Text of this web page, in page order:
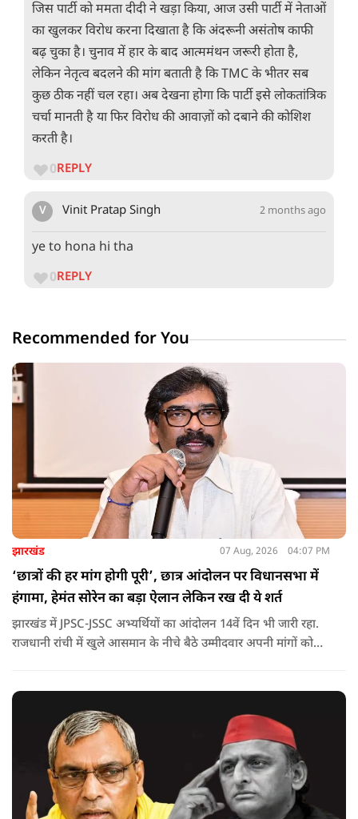
जिस पार्टी को ममता दीदी ने खड़ा किया, आज उसी पार्टी में नेताओं
का खुलकर विरोध करना दिखाता है कि अंदरूनी असंतोष काफी
बढ़ चुका है। चुनाव में हार के बाद आत्ममंथन जरूरी होता है,
लेकिन नेतृत्व बदलने की मांग बताती है कि TMC के भीतर सब
कुछ ठीक नहीं चल रहा। अब देखना होगा कि पार्टी इसे लोकतांत्रिक
चर्चा मानती है या फिर विरोध की आवाज़ों को दबाने की कोशिश
करती है।
0REPLY
V Vinit Pratap Singh 2 months ago
ye to hona hi tha
0REPLY
Recommended for You
झारखंड 07 Aug, 2026 04:07 PM
‘छात्रों की हर मांग होगी पूरी’, छात्र आंदोलन पर विधानसभा में
हंगामा, हेमंत सोरेन का बड़ा ऐलान लेकिन रख दी ये शर्त
झारखंड में JPSC-JSSC अभ्यर्थियों का आंदोलन 14वें दिन भी जारी रहा.
राजधानी रांची में खुले आसमान के नीचे बैठे उम्मीदवार अपनी मांगों को